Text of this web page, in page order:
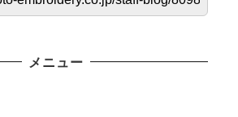
メニュー